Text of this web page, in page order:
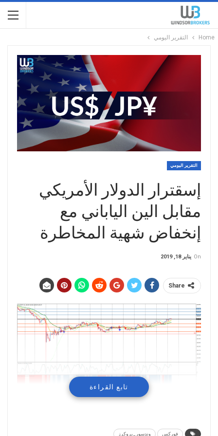
Home التقرير اليومي
التقرير اليومي
إسقترار الدولار الأمريكي
مقابل الين الياباني مع
إنخفاض شهية المخاطرة
On يناير 18, 2019
Share
إسقترار الدولار الأمريكي مقابل الين
تابع القراءة
فوركس وندسور_بروكرز